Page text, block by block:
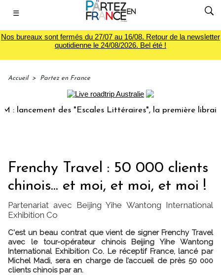
☰
Nos bureaux sont fermés du 27/07 au 16/08. Retour de la newsletter
quotidienne le 24/08/2026. Bel été !
Accueil > Partez en France
des "Escales Littéraires", la première librairie du
Frenchy Travel : 50 000 clients
chinois... et moi, et moi, et moi !
Partenariat avec Beijing Yihe Wantong International
Exhibition Co
C'est un beau contrat que vient de signer Frenchy Travel
avec le tour-opérateur chinois Beijing Yihe Wantong
International Exhibition Co. Le réceptif France, lancé par
Michel Madi, sera en charge de l’accueil de près 50 000
clients chinois par an.